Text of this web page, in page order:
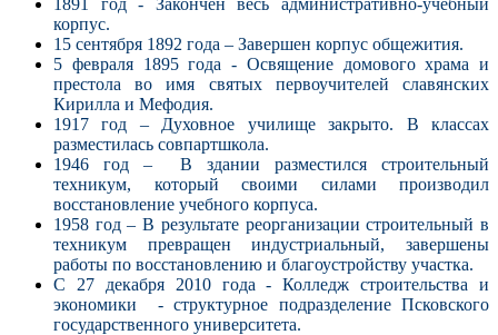
корпус.
15 сентября 1892 года – Завершен корпус общежития.
5 февраля 1895 года - Освящение домового храма и
престола во имя святых первоучителей славянских
Кирилла и Мефодия.
1917 год – Духовное училище закрыто. В классах
разместилась совпартшкола.
1946 год – В здании разместился строительный
техникум, который своими силами производил
восстановление учебного корпуса.
1958 год – В результате реорганизации строительный в
техникум превращен индустриальный, завершены
работы по восстановлению и благоустройству участка.
С 27 декабря 2010 года - Колледж строительства и
экономики - структурное подразделение Псковского
государственного университета.